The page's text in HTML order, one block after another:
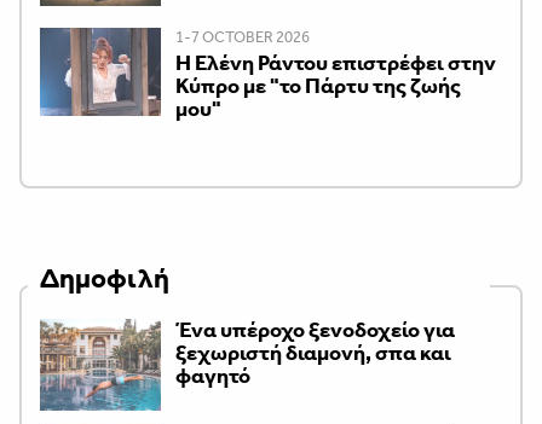
1-7 OCTOBER 2026
H Ελένη Ράντου επιστρέφει στην
Κύπρο με "το Πάρτυ της ζωής
μου"
Δημοφιλή
Ένα υπέροχο ξενοδοχείο για
ξεχωριστή διαμονή, σπα και
φαγητό